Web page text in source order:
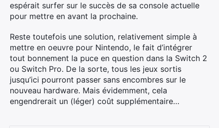
espérait surfer sur le succès de sa console actuelle
pour mettre en avant la prochaine.
Reste toutefois une solution, relativement simple à
mettre en oeuvre pour Nintendo, le fait d’intégrer
tout bonnement la puce en question dans la Switch 2
ou Switch Pro. De la sorte, tous les jeux sortis
jusqu’ici pourront passer sans encombres sur le
nouveau hardware. Mais évidemment, cela
engendrerait un (léger) coût supplémentaire…